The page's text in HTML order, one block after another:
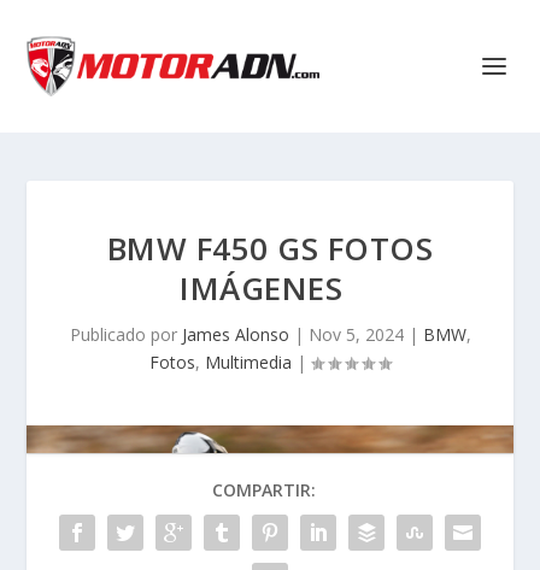
BMW F450 GS FOTOS
IMÁGENES
Publicado por James Alonso | Nov 5, 2024| BMW,
Fotos, Multimedia |
COMPARTIR: